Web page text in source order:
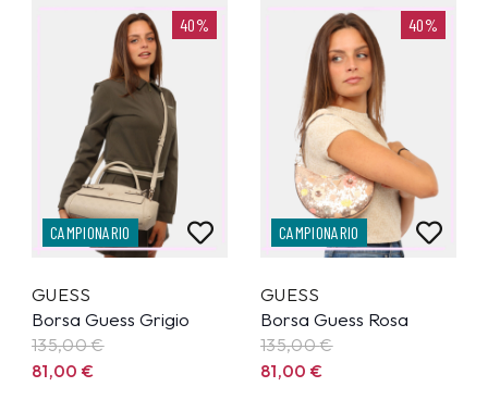
40%
CAMPIONARIO
GUESS
Borsa Guess Grigio
135,00€
81,00€
40%
CAMPIONARIO
GUESS
Borsa Guess Rosa
135,00€
81,00€